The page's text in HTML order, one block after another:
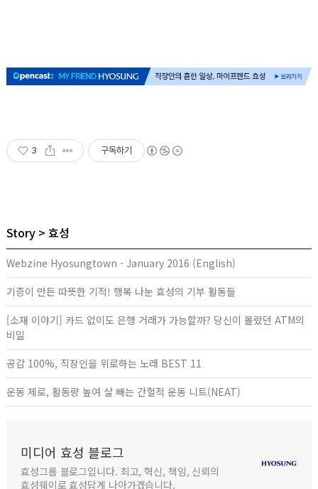
3 구독하기
Story 효성
Webzine Hyosungtown - January 2016 (English)
기증이 만든 따뜻한 기적! 행복 나눈 효성의 기부 활동들
[소재 이야기] 카드 없이도 은행 거래가 가능할까? 당신이 몰랐던 ATM의
비밀
공감 100%, 직장인을 위로하는 노래 BEST 11
운동 제로, 활동량 높여 살 빼는 간헐적 운동 니트(NEAT)
미디어 효성 블로그
효성그룹 블로그입니다. 최고, 혁신, 책임, 신뢰의
효성웨이로 효성답게 나아가겠습니다.